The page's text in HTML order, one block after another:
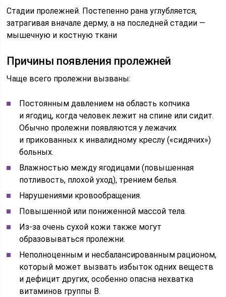
Стадии пролежней. Постепенно рана углубляется,
затрагивая вначале дерму, а на последней стадии —
мышечную и костную ткани
Причины появления пролежней
Чаще всего пролежни вызваны:
Постоянным давлением на область копчика
и ягодиц, когда человек лежит на спине или сидит.
Обычно пролежни появляются у лежачих
и прикованных к инвалидному креслу («сидячих»)
больных.
Влажностью между ягодицами (повышенная
потливость, плохой уход), трением белья.
Нарушениями кровообращения.
Повышенной или пониженной массой тела.
Из-за очень сухой кожи также могут
образовываться пролежни.
Неполноценным и несбалансированным рационом,
который может вызвать избыток одних веществ
и дефицит других, особенно опасна нехватка
витаминов группы B.